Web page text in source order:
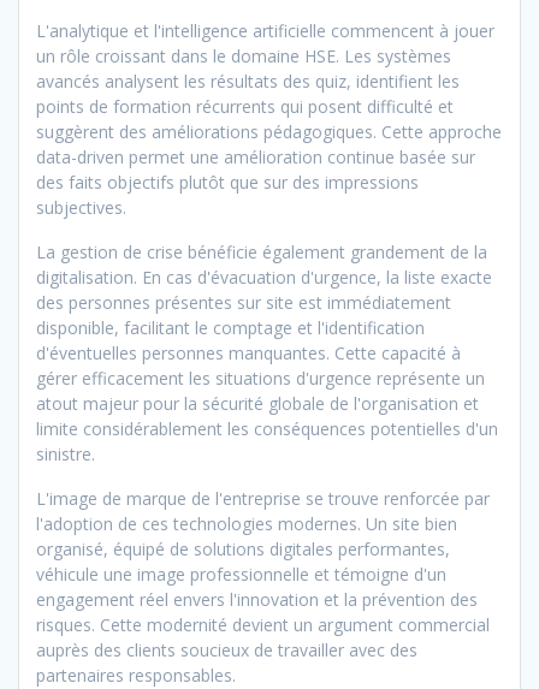
L'analytique et l'intelligence artificielle commencent à jouer
un rôle croissant dans le domaine HSE. Les systèmes
avancés analysent les résultats des quiz, identifient les
points de formation récurrents qui posent difficulté et
suggèrent des améliorations pédagogiques. Cette approche
data-driven permet une amélioration continue basée sur
des faits objectifs plutôt que sur des impressions
subjectives.
La gestion de crise bénéficie également grandement de la
digitalisation. En cas d'évacuation d'urgence, la liste exacte
des personnes présentes sur site est immédiatement
disponible, facilitant le comptage et l'identification
d'éventuelles personnes manquantes. Cette capacité à
gérer efficacement les situations d'urgence représente un
atout majeur pour la sécurité globale de l'organisation et
limite considérablement les conséquences potentielles d'un
sinistre.
L'image de marque de l'entreprise se trouve renforcée par
l'adoption de ces technologies modernes. Un site bien
organisé, équipé de solutions digitales performantes,
véhicule une image professionnelle et témoigne d'un
engagement réel envers l'innovation et la prévention des
risques. Cette modernité devient un argument commercial
auprès des clients soucieux de travailler avec des
partenaires responsables.